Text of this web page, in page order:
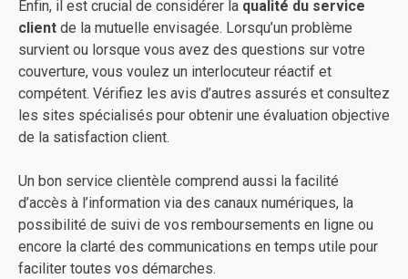
Enfin, il est crucial de considérer la qualité du service
client de la mutuelle envisagée. Lorsqu’un problème
survient ou lorsque vous avez des questions sur votre
couverture, vous voulez un interlocuteur réactif et
compétent. Vérifiez les avis d’autres assurés et consultez
les sites spécialisés pour obtenir une évaluation objective
de la satisfaction client.
Un bon service clientèle comprend aussi la facilité
d’accès à l’information via des canaux numériques, la
possibilité de suivi de vos remboursements en ligne ou
encore la clarté des communications en temps utile pour
faciliter toutes vos démarches.